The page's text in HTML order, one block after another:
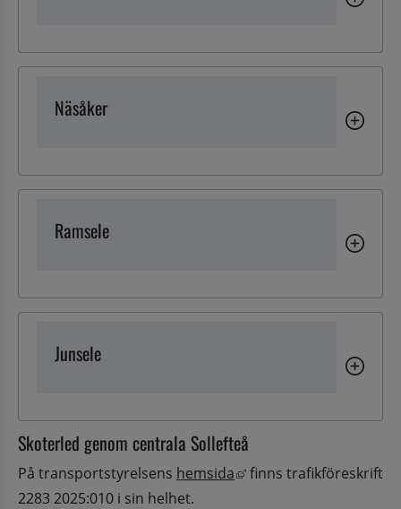
Näsåker
Ramsele
Junsele
Skoterled genom centrala Sollefteå
På transportstyrelsens hemsida Länk till annan
finns trafikföreskrift
2283 2025:010 i sin helhet.